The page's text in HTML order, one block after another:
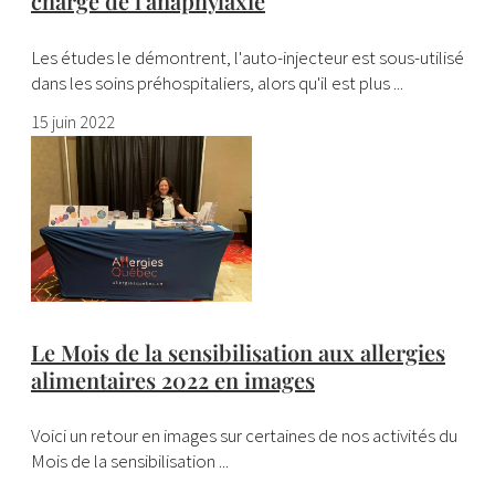
Les études le démontrent, l'auto-injecteur est sous-utilisé
dans les soins préhospitaliers, alors qu'il est plus ...
15 juin 2022
Le Mois de la sensibilisation aux allergies
alimentaires 2022 en images
Voici un retour en images sur certaines de nos activités du
Mois de la sensibilisation ...